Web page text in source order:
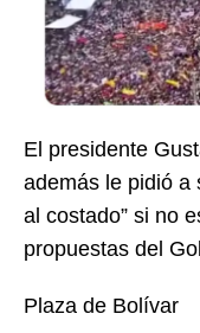
El presidente
además le pidió a
al costado” si no
propuestas del
Plaza de Bolívar